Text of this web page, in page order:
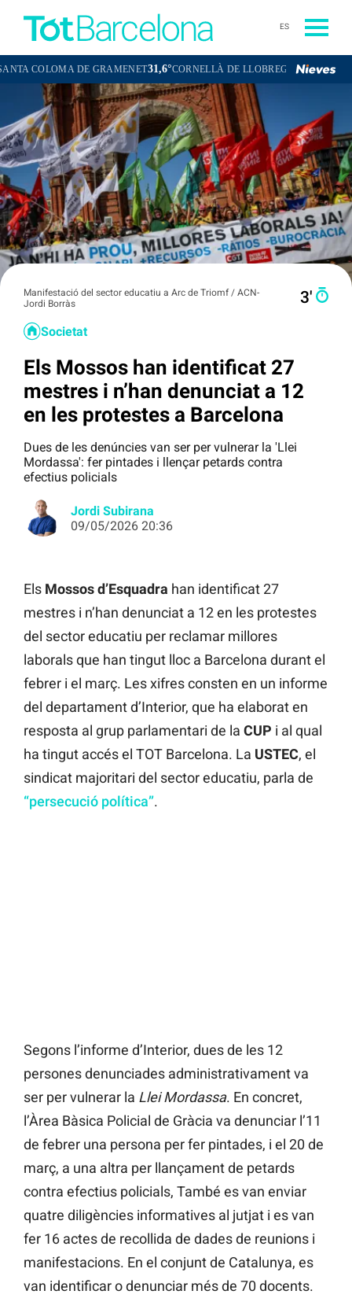
ES
DE GRAMENET31,6°CORNELLÀ DE LLOBREGAT32,1°SANT BOI DE
Manifestació del sector educatiu a Arc de Triomf / ACN-
Jordi Borràs
3′
Societat
Els Mossos han identificat 27
mestres i n’han denunciat a 12
en les protestes a Barcelona
Dues de les denúncies van ser per vulnerar la 'Llei
Mordassa': fer pintades i llençar petards contra
efectius policials
Jordi Subirana
09/05/2026 20:36
Els Mossos d’Esquadra han identificat 27
mestres i n’han denunciat a 12 en les protestes
del sector educatiu per reclamar millores
laborals que han tingut lloc a Barcelona durant el
febrer i el març. Les xifres consten en un informe
del departament d’Interior, que ha elaborat en
resposta al grup parlamentari de la CUP i al qual
ha tingut accés el TOT Barcelona. La USTEC, el
sindicat majoritari del sector educatiu, parla de
“persecució política”.
Segons l’informe d’Interior, dues de les 12
persones denunciades administrativament va
ser per vulnerar la Llei Mordassa. En concret,
l’Àrea Bàsica Policial de Gràcia va denunciar l’11
de febrer una persona per fer pintades, i el 20 de
març, a una altra per llançament de petards
contra efectius policials, També es van enviar
quatre diligències informatives al jutjat i es van
fer 16 actes de recollida de dades de reunions i
manifestacions. En el conjunt de Catalunya, es
van identificar o denunciar més de 70 docents.